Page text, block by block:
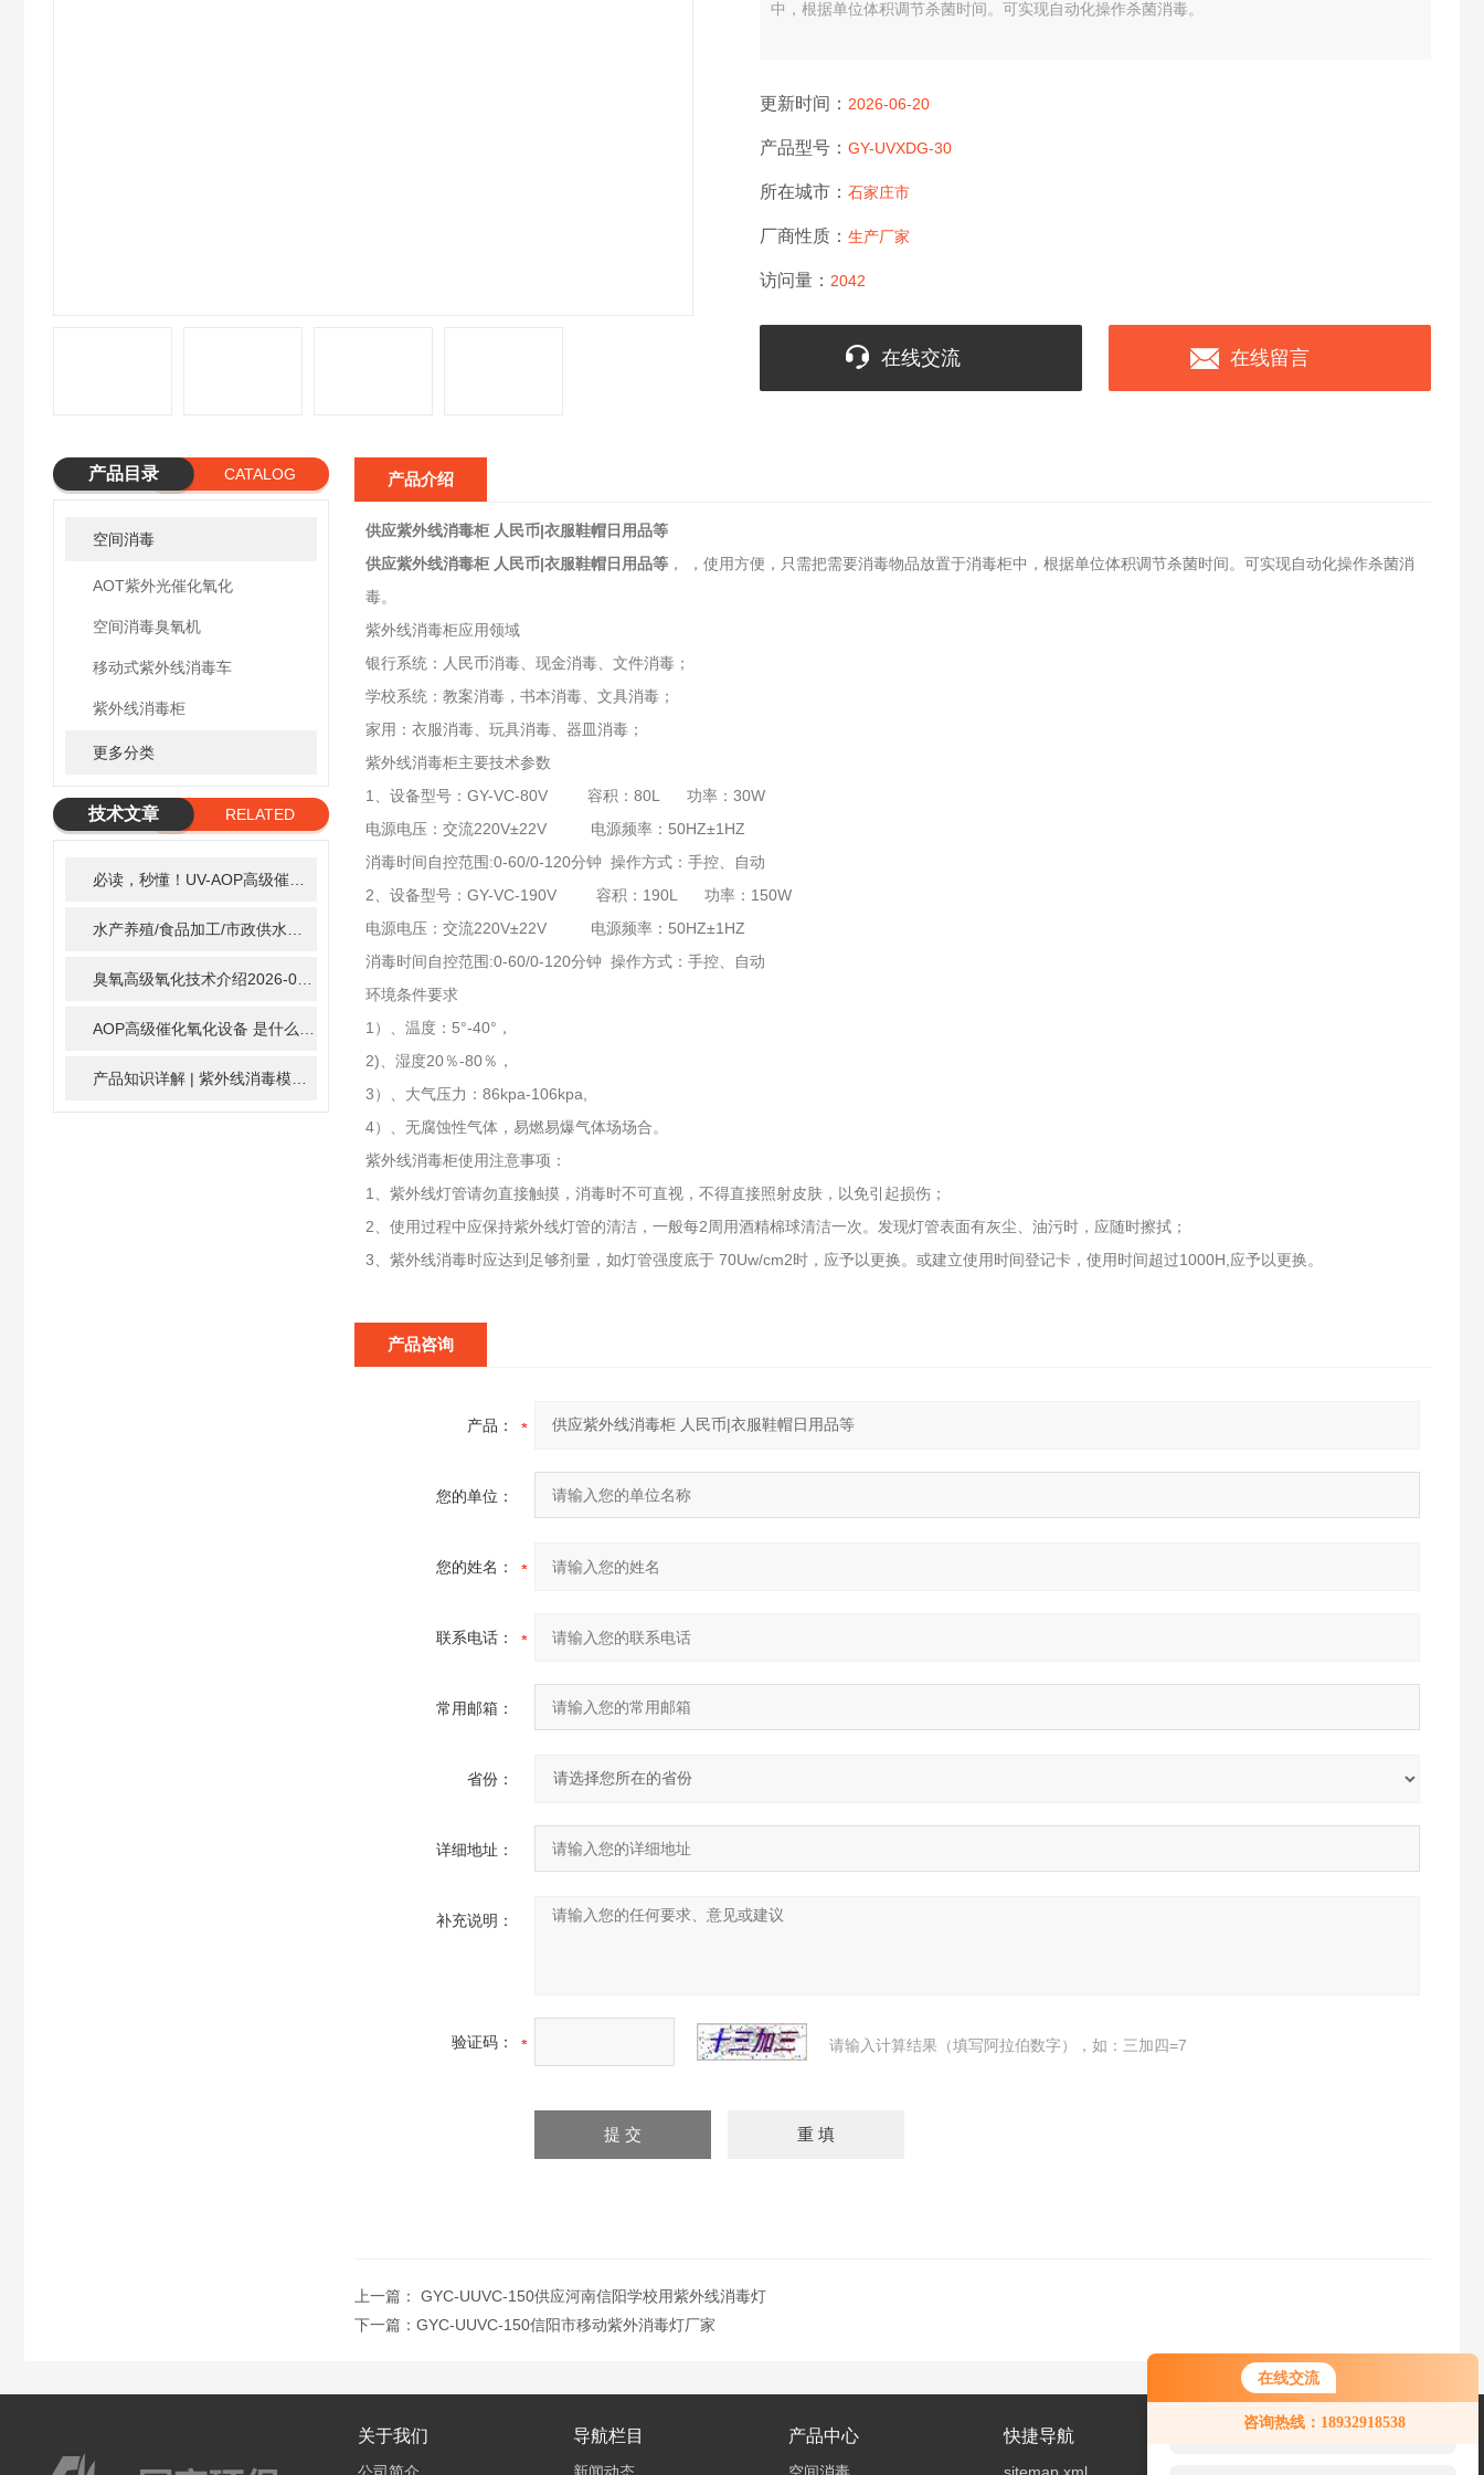
在线交流
咨询热线：18932918538
您好！欢迎前来咨询，很高兴为您
服务，请问您要咨询什么问题呢？
中，根据单位体积调节杀菌时间。可实现自动化操作杀菌消毒。
更新时间： 2026-06-20
产品型号： GY-UVXDG-30
所在城市： 石家庄市
厂商性质： 生产厂家
访问量： 2042
在线交流 在线留言
产品目录 CATALOG
空间消毒
AOT紫外光催化氧化
空间消毒臭氧机
移动式紫外线消毒车
紫外线消毒柜
更多分类
技术文章
RELATED
2026-06-26
臭氧高级氧化技术介绍2026-02-27
2025-11-17
产品介绍
供应紫外线消毒柜 人民币|衣服鞋帽日用品等
供应紫外线消毒柜 人民币|衣服鞋帽日用品等 ， ，使用方便，只需把需要消毒物品放置于消毒柜中，根据单位体积调节杀菌时间。可实现自动化操作杀菌消
毒。
紫外线消毒柜应用领域
银行系统：人民币消毒、现金消毒、文件消毒；
学校系统：教案消毒，书本消毒、文具消毒；
家用：衣服消毒、玩具消毒、器皿消毒；
紫外线消毒柜主要技术参数
1、设备型号：GY-VC-80V 容积：80L 功率：30W
电源电压：交流220V±22V 电源频率：50HZ±1HZ
消毒时间自控范围:0-60/0-120分钟 操作方式：手控、自动
2、设备型号：GY-VC-190V 容积：190L 功率：150W
电源电压：交流220V±22V 电源频率：50HZ±1HZ
消毒时间自控范围:0-60/0-120分钟 操作方式：手控、自动
环境条件要求
1）、温度：5°-40°，
2)、湿度20％-80％，
3）、大气压力：86kpa-106kpa,
4）、无腐蚀性气体，易燃易爆气体场场合。
紫外线消毒柜使用注意事项：
1、紫外线灯管请勿直接触摸，消毒时不可直视，不得直接照射皮肤，以免引起损伤；
2、使用过程中应保持紫外线灯管的清洁，一般每2周用酒精棉球清洁一次。发现灯管表面有灰尘、油污时，应随时擦拭；
3、紫外线消毒时应达到足够剂量，如灯管强度底于 70Uw/cm2时，应予以更换。或建立使用时间登记卡，使用时间超过1000H,应予以更换。
产品咨询
产品：
您的单位：
您的姓名：
联系电话：
常用邮箱：
省份：
详细地址：
补充说明：
验证码： 请输入计算结果（填写阿拉伯数字），如：三加四=7
上一篇： GYC-UUVC-150供应河南信阳学校用紫外线消毒灯
下一篇： GYC-UUVC-150信阳市移动紫外消毒灯厂家
关于我们 导航栏目 产品中心 快捷导航